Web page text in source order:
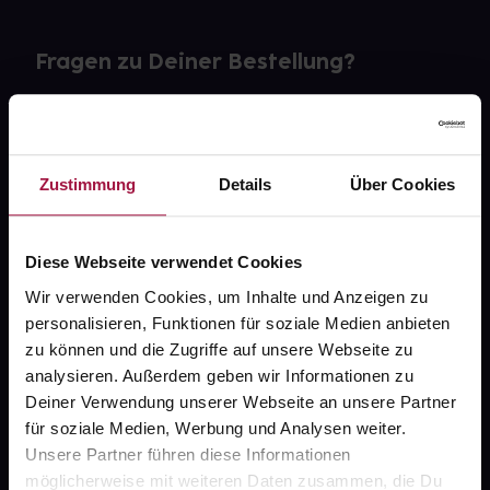
Zustimmung Details Über Cookies
Diese Webseite verwendet Cookies
Wir verwenden Cookies, um Inhalte und Anzeigen zu
personalisieren, Funktionen für soziale Medien anbieten
zu können und die Zugriffe auf unsere Webseite zu
analysieren. Außerdem geben wir Informationen zu
Deiner Verwendung unserer Webseite an unsere Partner
für soziale Medien, Werbung und Analysen weiter.
Unsere Partner führen diese Informationen
möglicherweise mit weiteren Daten zusammen, die Du
Fragen zu Deiner Bestellung?
gesund.de
Über uns
Karriere
Newsletter